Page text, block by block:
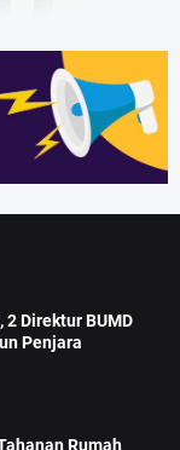
2 Direktur BUMD
Penjara
Rumah